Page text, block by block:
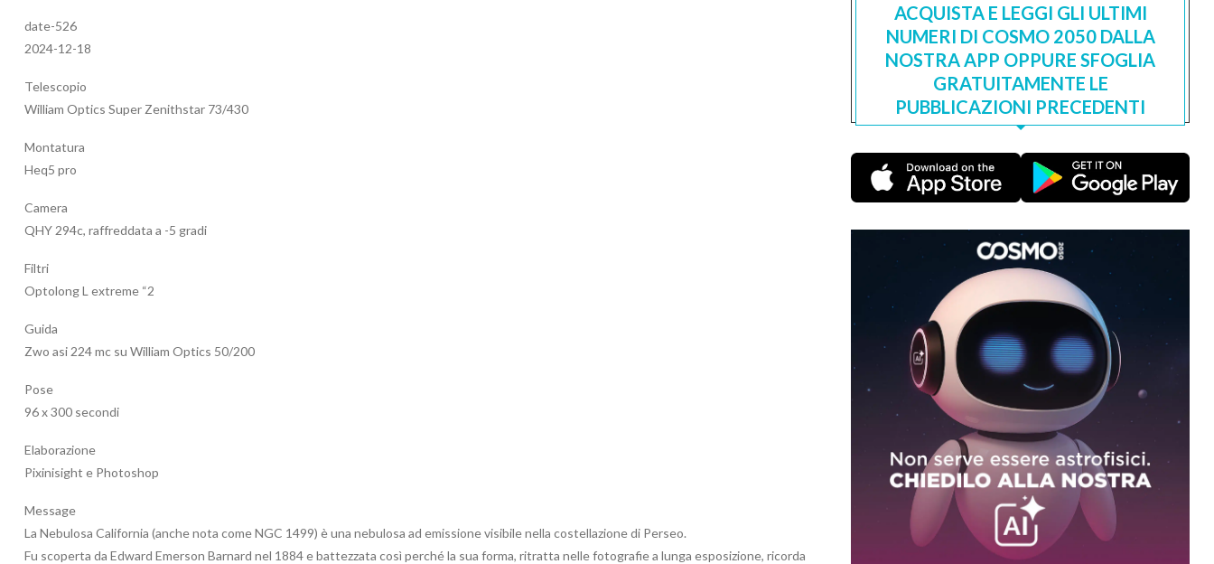
date-526
2024-12-18
Telescopio
William Optics Super Zenithstar 73/430
Montatura
Heq5 pro
Camera
QHY 294c, raffreddata a -5 gradi
Filtri
Optolong L extreme “2
Guida
Zwo asi 224 mc su William Optics 50/200
Pose
96 x 300 secondi
Elaborazione
Pixinisight e Photoshop
Message
La Nebulosa California (anche nota come NGC 1499) è una nebulosa ad emissione visibile nella costellazione di Perseo.
Fu scoperta da Edward Emerson Barnard nel 1884 e battezzata così perché la sua forma, ritratta nelle fotografie a lunga esposizione, ricorda
ACQUISTA E LEGGI GLI ULTIMI
NUMERI DI COSMO 2050 DALLA
NOSTRA APP OPPURE SFOGLIA
GRATUITAMENTE LE
PUBBLICAZIONI PRECEDENTI